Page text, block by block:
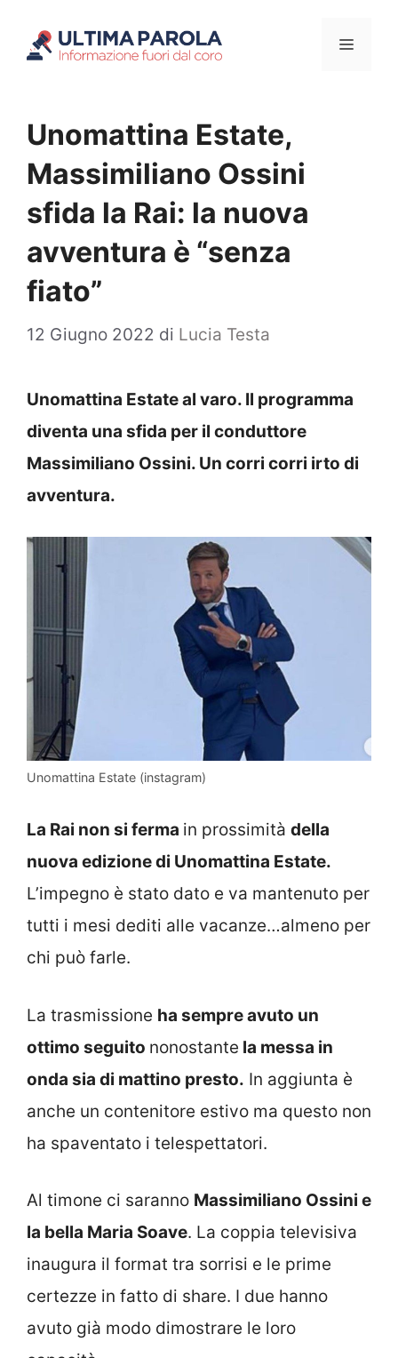
Menu
Unomattina Estate,
Massimiliano Ossini
sfida la Rai: la nuova
avventura è “senza
fiato”
12 Giugno 2022 di Lucia Testa
Unomattina Estate al varo. Il programma
diventa una sfida per il conduttore
Massimiliano Ossini. Un corri corri irto di
avventura.
Unomattina Estate (instagram)
La Rai non si ferma in prossimità della
nuova edizione di Unomattina Estate.
L’impegno è stato dato e va mantenuto per
tutti i mesi dediti alle vacanze…almeno per
chi può farle.
La trasmissione ha sempre avuto un
ottimo seguito nonostante la messa in
onda sia di mattino presto. In aggiunta è
anche un contenitore estivo ma questo non
ha spaventato i telespettatori.
Al timone ci saranno Massimiliano Ossini e
la bella Maria Soave. La coppia televisiva
inaugura il format tra sorrisi e le prime
certezze in fatto di share. I due hanno
avuto già modo dimostrare le loro